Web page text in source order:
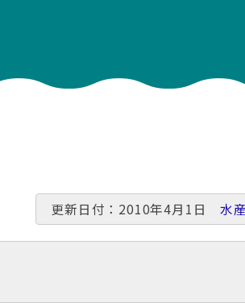
更新日付：2010年4月1日水